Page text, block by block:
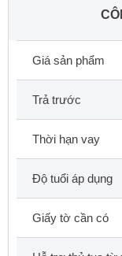
Giá sản phẩm
Trả trước
Thời hạn vay
Độ tuổi áp dụng
Giấy tờ cần có